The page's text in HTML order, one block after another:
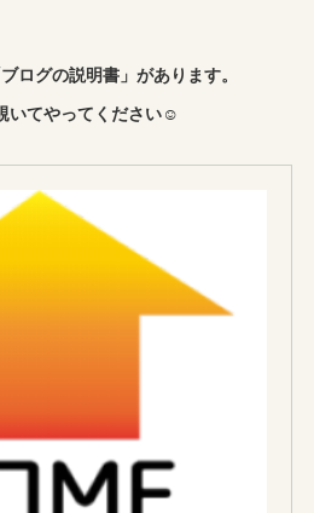
ログの説明書」があります。
いてやってください☺︎